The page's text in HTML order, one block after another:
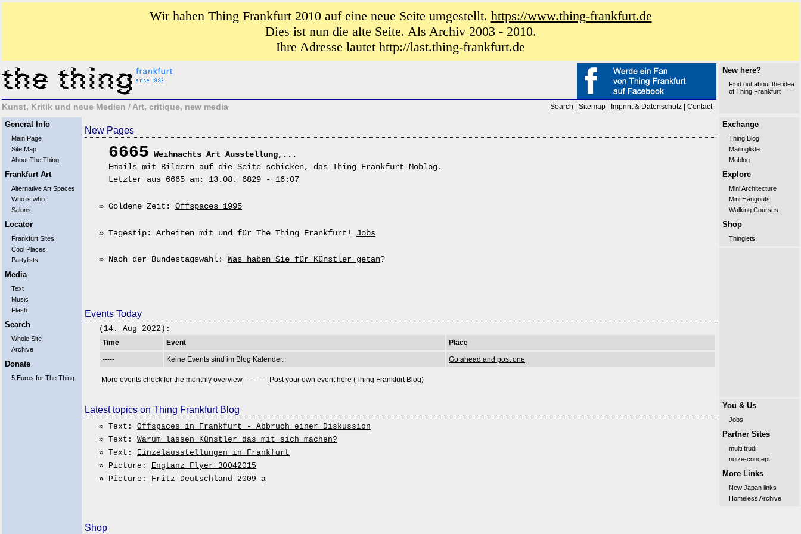
Wir haben Thing Frankfurt 2010 auf eine neue Seite umgestellt. https://www.thing-frankfurt.de
Dies ist nun die alte Seite. Als Archiv 2003 - 2010.
Ihre Adresse lautet http://last.thing-frankfurt.de
New here?
Find out about the idea
of Thing Frankfurt
Kunst, Kritik und neue Medien / Art, critique, new media Search Sitemap Imprint & Datenschutz Contact
General Info
Main Page
Site Map
About The Thing
Frankfurt Art
Alternative Art Spaces
Who is who
Salons
Locator
Frankfurt Sites
Cool Places
Partylists
Media
Text
Music
Flash
Search
Whole Site
Archive
Donate
5 Euros for The Thing
New Pages
6665 Weihnachts Art Ausstellung,...
Emails mit Bildern auf die Seite schicken, das Thing Frankfurt Moblog.
Letzter aus 6665 am: 13.08. 6829 - 16:07
» Goldene Zeit: Offspaces 1995
» Tagestip: Arbeiten mit und für The Thing Frankfurt! Jobs
» Nach der Bundestagswahl: Was haben Sie für Künstler getan?
Events Today
(14. Aug 2022):
Time Event
Place
-----
Keine Events sind im Blog Kalender. Go ahead and post one
More events check for the monthly overview - - - - - - Post your own event here (Thing Frankfurt Blog)
Latest topics on Thing Frankfurt Blog
» Text: Offspaces in Frankfurt - Abbruch einer Diskussion
» Text: Warum lassen Künstler das mit sich machen?
» Text:
Einzelausstellungen in Frankfurt
» Picture:
Engtanz Flyer 30042015
» Picture:
Fritz Deutschland 2009 a
Shop
Exchange
Thing Blog
Mailingliste
Moblog
Explore
Mini Architecture
Mini Hangouts
Walking Courses
Shop
Thinglets
You & Us
Jobs
Partner Sites
multi.trudi
noize-concept
More Links
New Japan links
Homeless Archive